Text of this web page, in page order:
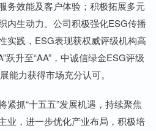
务效能及客户体验；积极拓展多元
内生动力。公司积极强化ESG传播
实践，ESG表现获权威评级机构高
跃升至“AA”，中诚信绿金ESG评级
能力获得市场充分认可。
抓“十五五”发展机遇，持续聚焦
业，进一步优化产业布局，积极培